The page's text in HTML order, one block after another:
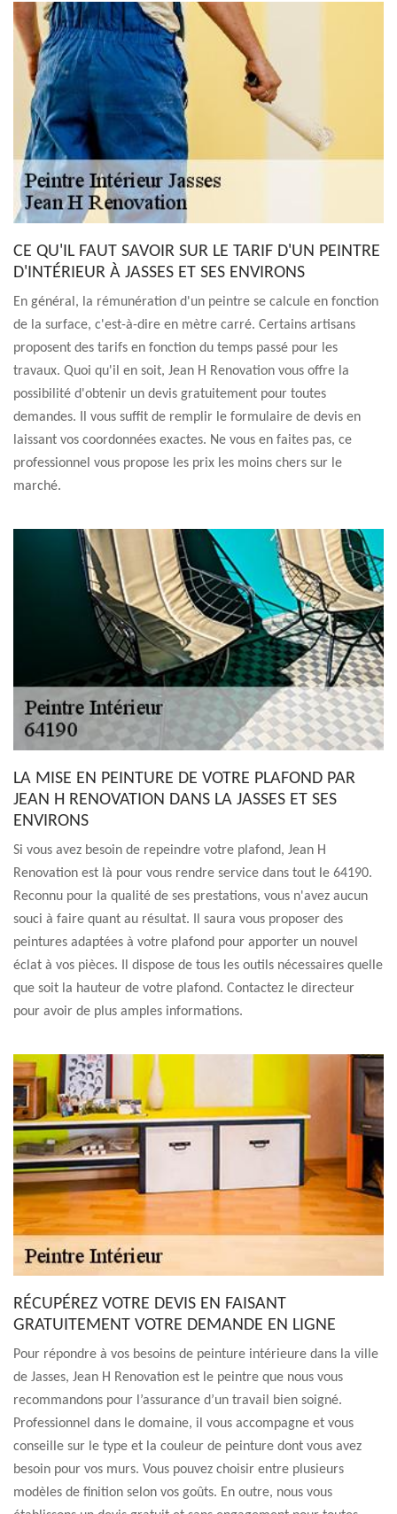
CE QU'IL FAUT SAVOIR SUR LE TARIF D'UN PEINTRE
D'INTÉRIEUR À JASSES ET SES ENVIRONS
En général, la rémunération d'un peintre se calcule en fonction
de la surface, c'est-à-dire en mètre carré. Certains artisans
proposent des tarifs en fonction du temps passé pour les
travaux. Quoi qu'il en soit, Jean H Renovation vous offre la
possibilité d'obtenir un devis gratuitement pour toutes
demandes. Il vous suffit de remplir le formulaire de devis en
laissant vos coordonnées exactes. Ne vous en faites pas, ce
professionnel vous propose les prix les moins chers sur le
marché.
LA MISE EN PEINTURE DE VOTRE PLAFOND PAR
JEAN H RENOVATION DANS LA JASSES ET SES
ENVIRONS
Si vous avez besoin de repeindre votre plafond, Jean H
Renovation est là pour vous rendre service dans tout le 64190.
Reconnu pour la qualité de ses prestations, vous n'avez aucun
souci à faire quant au résultat. Il saura vous proposer des
peintures adaptées à votre plafond pour apporter un nouvel
éclat à vos pièces. Il dispose de tous les outils nécessaires quelle
que soit la hauteur de votre plafond. Contactez le directeur
pour avoir de plus amples informations.
RÉCUPÉREZ VOTRE DEVIS EN FAISANT
GRATUITEMENT VOTRE DEMANDE EN LIGNE
Pour répondre à vos besoins de peinture intérieure dans la ville
de Jasses, Jean H Renovation est le peintre que nous vous
recommandons pour l’assurance d’un travail bien soigné.
Professionnel dans le domaine, il vous accompagne et vous
conseille sur le type et la couleur de peinture dont vous avez
besoin pour vos murs. Vous pouvez choisir entre plusieurs
modèles de finition selon vos goûts. En outre, nous vous